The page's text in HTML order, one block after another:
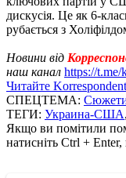
дискусія. Це як 6-
рубається з
Новини від
наш канал https://t.me/
Читайте
СПЕЦТЕМА:
ТЕГИ: Украина-США
Якщо ви помітили
натисніть Ctrl +